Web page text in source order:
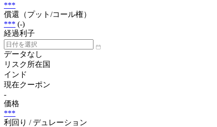
***
償還（プット/コール権）
*** (-)
経過利子
データなし
リスク所在国
インド
現在クーポン
-
価格
***
利回り / デュレーション